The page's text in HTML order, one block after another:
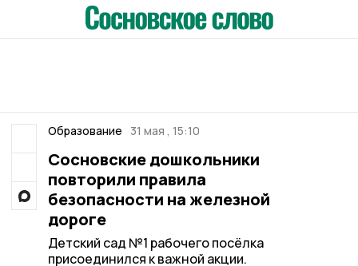
Образование 31 мая , 15:10
Сосновские дошкольники
повторили правила
безопасности на железной
дороге
Детский сад №1 рабочего посёлка
присоединился к важной акции.